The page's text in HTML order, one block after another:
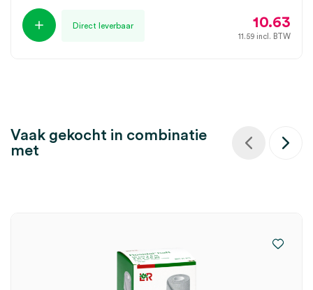
Direct leverbaar 10.63
11.59 incl. BTW
Vaak gekocht in combinatie
met